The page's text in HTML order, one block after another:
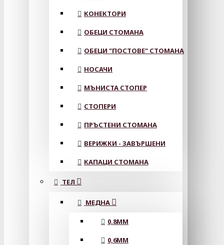
КОНЕКТОРИ
ОБЕЦИ СТОМАНА
ОБЕЦИ "ПОСТОВЕ" СТОМАНА
НОСАЧИ
МЪНИСТА СТОПЕР
СТОПЕРИ
ПРЪСТЕНИ СТОМАНА
ВЕРИЖКИ - ЗАВЪРШЕНИ
КАПАЦИ СТОМАНА
ТЕЛ
МЕДНА
0,8MM
0,6MM